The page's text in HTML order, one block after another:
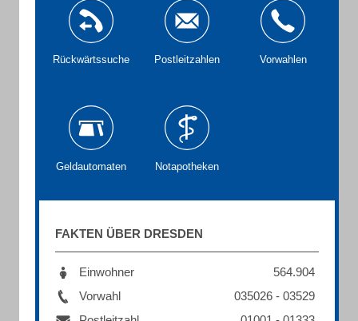
Rückwärtssuche Postleitzahlen Vorwahlen
Geldautomaten Notapotheken
FAKTEN ÜBER DRESDEN
Einwohner
564.904
Vorwahl
035026 - 03529